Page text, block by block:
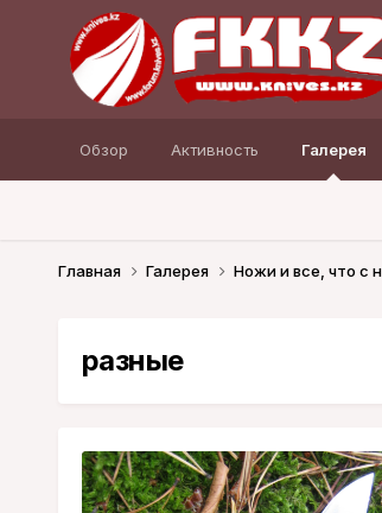
Обзор Активность Галерея
Главная Галерея Ножи и все, что с
разные